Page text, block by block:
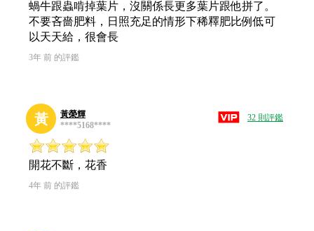
蝸牛跟蟲啃掉葉片，沒關係長更多葉片跟他拼了。
不要吝嗇肥料，日照充足的情形下稀釋肥比例低可
以天天給，很會長
3年 前 的評鑑
黃
黃榮輝
****5168****
32 則評鑑
開花不斷，花香
4年 前 的評鑑